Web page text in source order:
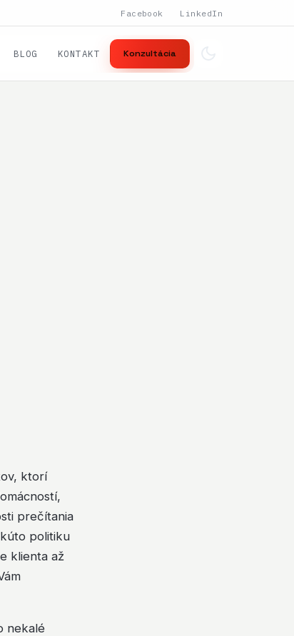
Facebook LinkedIn
BLOG KONTAKT Konzultácia
ktorí
prečítania
politiku
klienta až
nekalé